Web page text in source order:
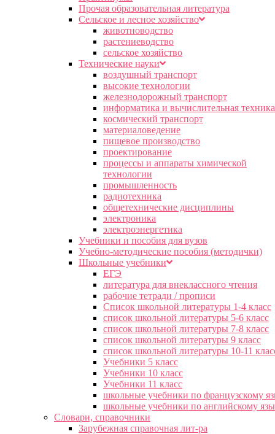
Прочая образовательная литература
Сельское и лесное хозяйство
животноводство
растениеводство
сельское хозяйство
Технические науки
воздушный транспорт
высокие технологии
железнодорожный транспорт
информатика и вычислительная техника
космический транспорт
материаловедение
пищевое производство
проектирование
процессы и аппараты химической
технологии
промышленность
радиотехника
общетехнические дисциплины
электроника
электроэнергетика
Учебники и пособия для вузов
Учебно-методические пособия (методички)
Школьные учебники
ЕГЭ
литература для внеклассного чтения
рабочие тетради / прописи
Список школьной литературы 1-4 класс
список школьной литературы 5-6 класс
список школьной литературы 7-8 класс
список школьной литературы 9 класс
список школьной литературы 10-11
Учебники 5 класс
Учебники 10 класс
Учебники 11 класс
школьные учебники по французскому
школьные учебники по английскому
Словари, справочники
Зарубежная справочная лит-ра